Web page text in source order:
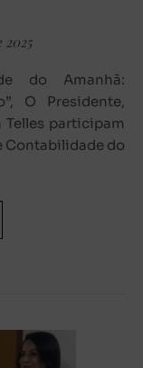
O Presidente,
Telles participam
Contabilidade do